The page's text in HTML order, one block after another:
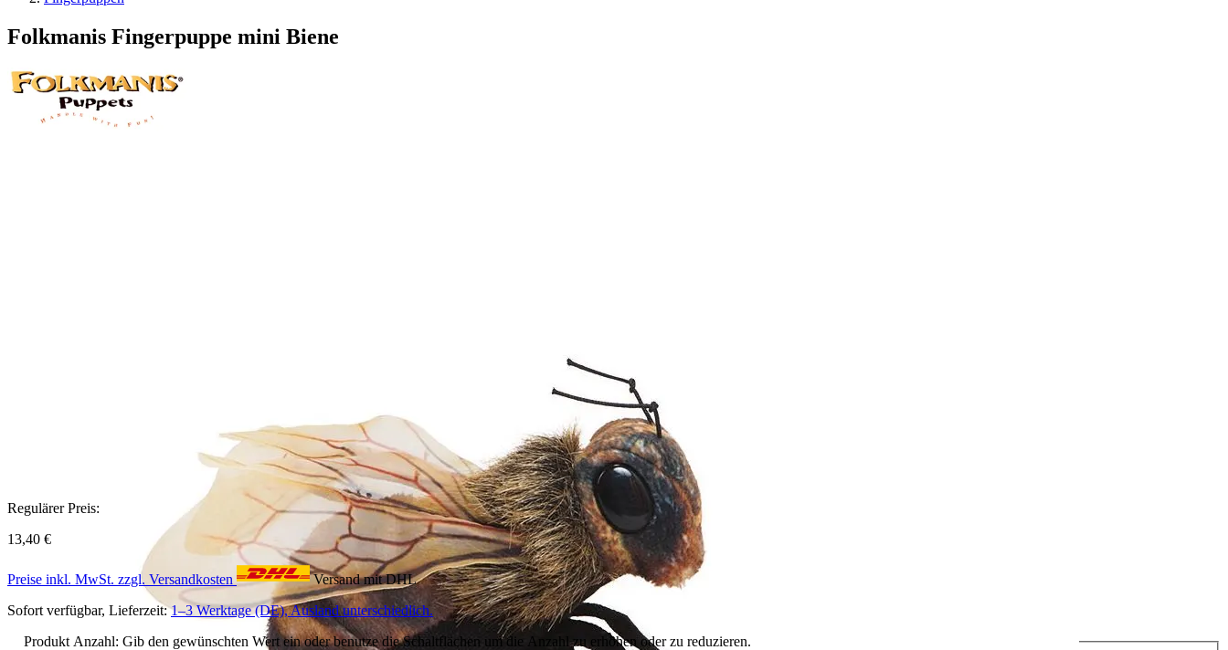
Folkmanis Fingerpuppe mini Biene
Regulärer Preis:
13,40 €
Preise inkl. MwSt. zzgl. Versandkosten
Versand mit DHL
Sofort verfügbar, Lieferzeit:1–3 Werktage (DE), Ausland unterschiedlich.
Produkt Anzahl: Gib den gewünschten Wert ein oder benutze die Schaltflächen um die Anzahl zu erhöhen oder zu reduzieren.